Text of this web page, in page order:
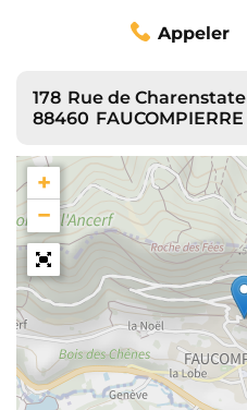
Appeler
178 Rue de Charenstate
88460 FAUCOMPIERRE
+
−